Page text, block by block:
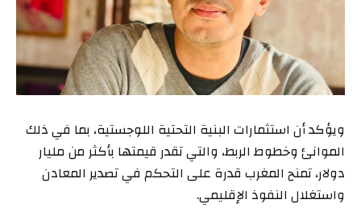
ويؤكد أن استثمارات البنية التحتية اللوجستية، بما في ذلك
الموانئ وخطوط الربط، والتي تقدر قيمتها بأكثر من مليار
دولار، تمنح المغرب قدرة على التحكم في تصدير المعادن
واستغلال النفوذ الإقليمي.